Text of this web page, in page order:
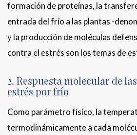
formación de proteínas, la
entrada del frío a las plantas -
y la producción de moléculas
contra el estrés son los temas de
2. Respuesta molecular de
estrés por frío
Como parámetro físico, la
termodinámicamente a cada